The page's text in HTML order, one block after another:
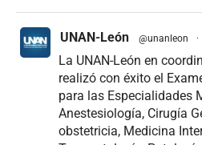
UNAN-León @unanleon ·
La UNAN-León en
realizó con éxito el
para las Especialidades
Anestesiología, Cirugía
obstetricia, Medicina